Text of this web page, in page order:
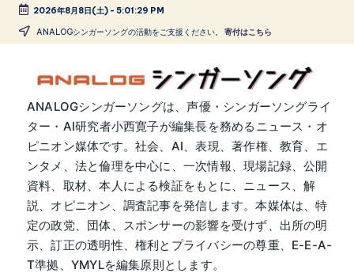
Skip
2026年8月8日(土)- 5:01:30 PM
ANALOGシンガーソングの活動をご支援ください。 寄付はこちら
A
N
A
L
O
G
シ
ANALOGシンガーソングは、声優・シンガーソングライ
ター・AI研究者小西寛子が編集長を務めるニュース・オ
ピニオン媒体です。社会、AI、表現、著作権、教育、エ
ンタメ、法と倫理を中心に、一次情報、現場記録、公開
資料、取材、本人による検証をもとに、ニュース、解
説、オピニオン、調査記事を発信します。本媒体は、特
定の政党、団体、スポンサーの影響を受けず、出所の明
示、訂正の透明性、権利とプライバシーの尊重、E-E-A-
T準拠、YMYLを編集原則とします。